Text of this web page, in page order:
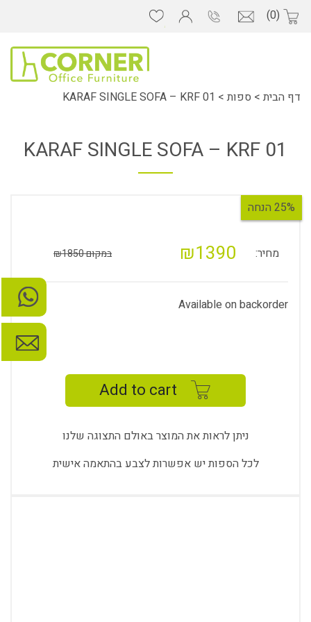
(0)
דף הבית > ספות >
KARAF SINGLE SOFA – KRF 01
KARAF SINGLE SOFA – KRF 01
25% הנחה
מחיר: ₪1390 במקום ₪1850
Available on backorder
Add to cart
ניתן לראות את המוצר באולם התצוגה שלנו
לכל הספות יש אפשרות לצבע בהתאמה אישית